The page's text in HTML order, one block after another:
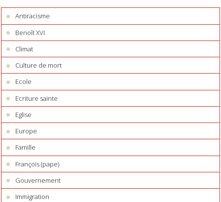
Antiracisme
Benoît XVI
Climat
Culture de mort
Ecole
Ecriture sainte
Eglise
Europe
Famille
François (pape)
Gouvernement
Immigration